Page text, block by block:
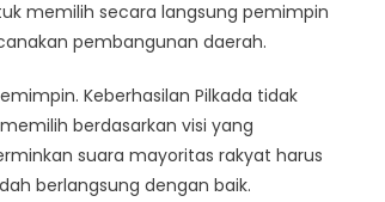
memilih secara langsung pemimpin
pembangunan daerah.
Keberhasilan Pilkada tidak
berdasarkan visi yang
suara mayoritas rakyat harus
berlangsung dengan baik.